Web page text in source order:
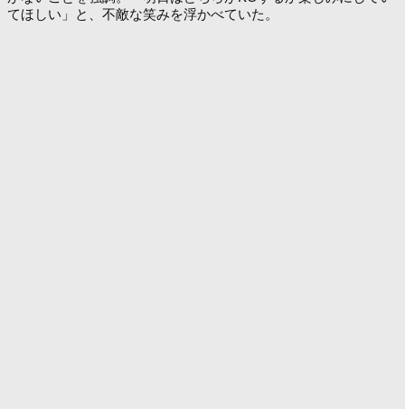
てほしい」と、不敵な笑みを浮かべていた。